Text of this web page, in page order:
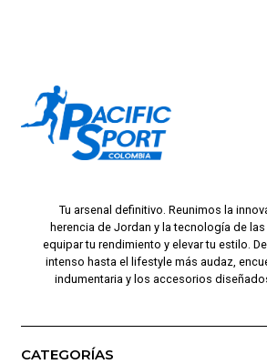
Tu arsenal definitivo. Reunimos la
herencia de Jordan y la tecnología de
equipar tu rendimiento y elevar tu estilo.
intenso hasta el lifestyle más audaz,
indumentaria y los accesorios
CATEGORÍAS